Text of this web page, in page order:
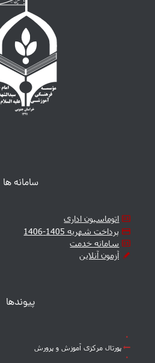
سامانه ها
اتوماسیون اداری
پرداخت شهریه 1405-1406
سامانه خدمت
آزمون آنلاین
پیوندها
پورتال مرکزی آموزش و پرورش